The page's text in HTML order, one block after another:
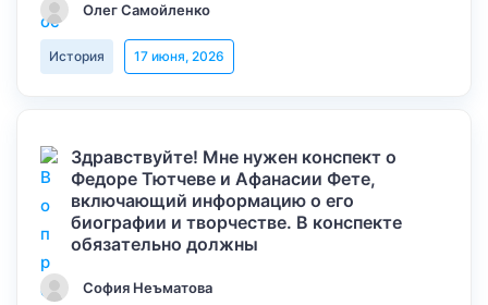
Олег Самойленко
История 17 июня, 2026
Здравствуйте! Мне нужен конспект о
Федоре Тютчеве и Афанасии Фете,
включающий информацию о его
биографии и творчестве. В конспекте
обязательно должны
София Неъматова